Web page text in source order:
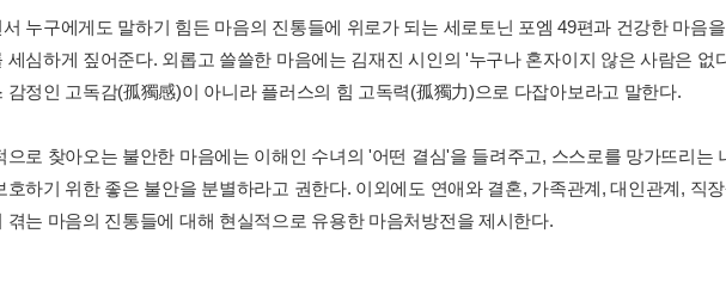
누구에게도 말하기 힘든 마음의 진통들에 위로가 되는 세로토닌 포엠 49편과 건강한 마음
세심하게 짚어준다. 외롭고 쓸쓸한 마음에는 김재진 시인의 '누구나 혼자이지 않은 사람은 없
감정인 고독감(孤獨感)이 아니라 플러스의 힘 고독력(孤獨力)으로 다잡아보라고 말한다.
으로 찾아오는 불안한 마음에는 이해인 수녀의 '어떤 결심'을 들려주고, 스스로를 망가뜨리는
호하기 위한 좋은 불안을 분별하라고 권한다. 이외에도 연애와 결혼, 가족관계, 대인관계, 직
겪는 마음의 진통들에 대해 현실적으로 유용한 마음처방전을 제시한다.